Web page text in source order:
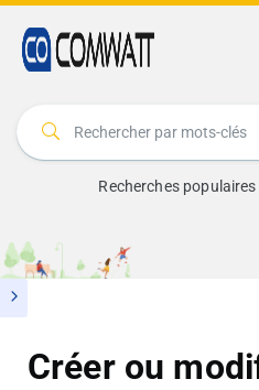
Recherches populaires
Créer ou